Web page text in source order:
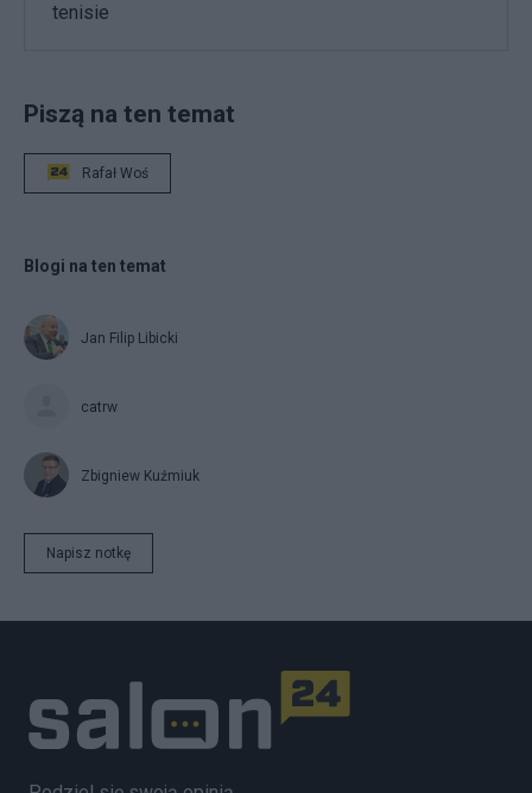
tenisie
Piszą na ten temat
Rafał Woś
Blogi na ten temat
Jan Filip Libicki
catrw
Zbigniew Kuźmiuk
Napisz notkę